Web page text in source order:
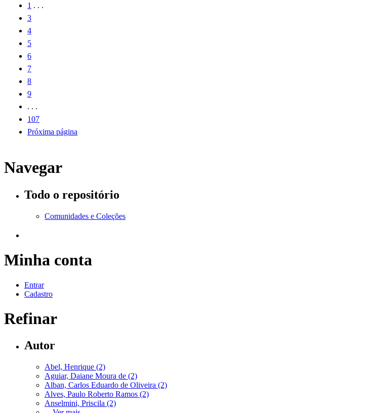
1 . . .
3
4
5
6
7
8
9
. . .
107
Próxima página
Navegar
Todo o repositório
Comunidades e Coleções
Minha conta
Entrar
Cadastro
Refinar
Autor
Abel, Henrique (2)
Aguiar, Daiane Moura de (2)
Alban, Carlos Eduardo de Oliveira (2)
Alves, Paulo Roberto Ramos (2)
Anselmini, Priscila (2)